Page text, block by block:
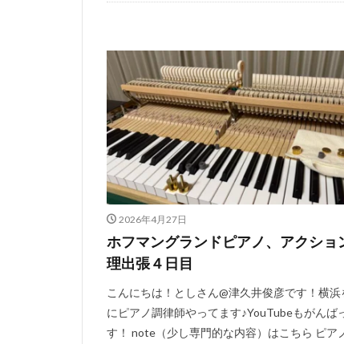
2026年4月27日
ホフマングランドピアノ、アクショ
理出張４日目
こんにちは！としさん@津久井俊彦です！横浜
にピアノ調律師やってます♪YouTubeもがんば
す！ note（少し専門的な内容）はこちら ピア